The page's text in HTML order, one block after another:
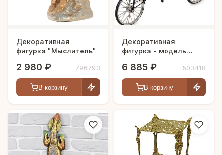
Декоративная
фигурка "Мыслитель"
2 980 ₽ 796793
В корзину
Декоративная
фигурка - модель
6 885 ₽ 503418
В корзину